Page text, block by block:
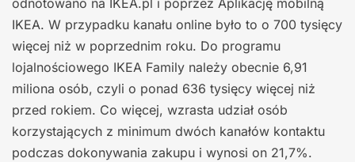
odnotowano na IKEA.pl i poprzez Aplikację mobilną
IKEA. W przypadku kanału online było to o 700 tysięcy
więcej niż w poprzednim roku. Do programu
lojalnościowego IKEA Family należy obecnie 6,91
miliona osób, czyli o ponad 636 tysięcy więcej niż
przed rokiem. Co więcej, wzrasta udział osób
korzystających z minimum dwóch kanałów kontaktu
podczas dokonywania zakupu i wynosi on 21,7%.